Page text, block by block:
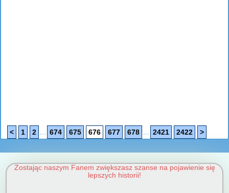
< 1 2 ... 674 675 676 677 678 ... 2421 2422 >
Zostając naszym Fanem zwiększasz szanse na pojawienie się
lepszych historii!